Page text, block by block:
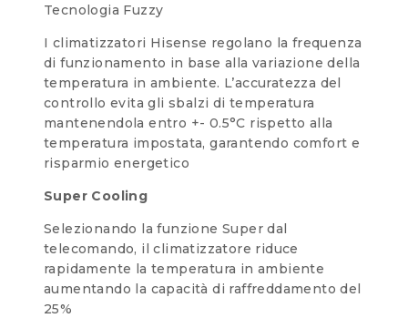
Tecnologia Fuzzy
I climatizzatori Hisense regolano la frequenza
di funzionamento in base alla variazione della
temperatura in ambiente. L’accuratezza del
controllo evita gli sbalzi di temperatura
mantenendola entro +- 0.5°C rispetto alla
temperatura impostata, garantendo comfort e
risparmio energetico
Super Cooling
Selezionando la funzione Super dal
telecomando, il climatizzatore riduce
rapidamente la temperatura in ambiente
aumentando la capacità di raffreddamento del
25%